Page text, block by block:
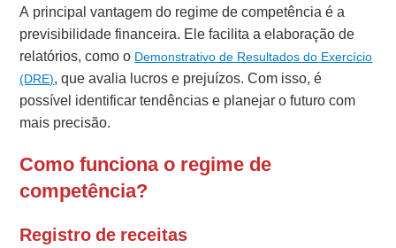
A principal vantagem do regime de competência é a
previsibilidade financeira. Ele facilita a elaboração de
relatórios, como o Demonstrativo de Resultados do Exercício
(DRE), que avalia lucros e prejuízos. Com isso, é
possível identificar tendências e planejar o futuro com
mais precisão.
Como funciona o regime de
competência?
Registro de receitas